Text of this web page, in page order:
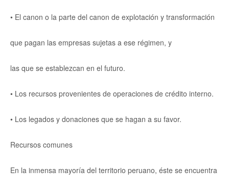
• El canon o la parte del canon de explotación y transformación
que pagan las empresas sujetas a ese régimen, y
las que se establezcan en el futuro.
• Los recursos provenientes de operaciones de crédito interno.
• Los legados y donaciones que se hagan a su favor.
Recursos comunes
En la inmensa mayoría del territorio peruano, éste se encuentra